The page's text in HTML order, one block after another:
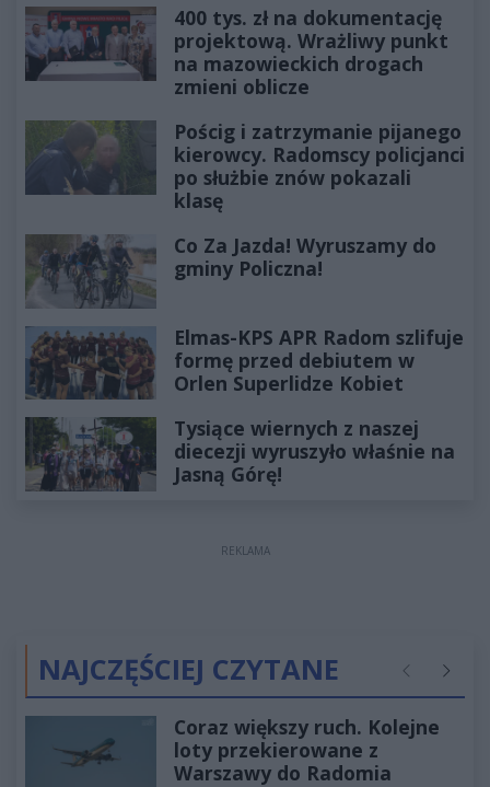
400 tys. zł na dokumentację
projektową. Wrażliwy punkt
na mazowieckich drogach
zmieni oblicze
Pościg i zatrzymanie pijanego
kierowcy. Radomscy policjanci
po służbie znów pokazali
klasę
Co Za Jazda! Wyruszamy do
gminy Policzna!
Elmas-KPS APR Radom szlifuje
formę przed debiutem w
Orlen Superlidze Kobiet
Tysiące wiernych z naszej
diecezji wyruszyło właśnie na
Jasną Górę!
REKLAMA
NAJCZĘŚCIEJ CZYTANE Poprzednie
Coraz większy ruch. Kolejne
loty przekierowane z
Warszawy do Radomia